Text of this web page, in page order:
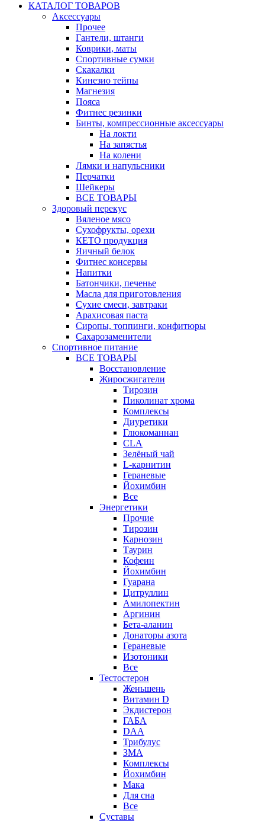
КАТАЛОГ ТОВАРОВ
Аксессуары
Прочее
Гантели, штанги
Коврики, маты
Спортивные сумки
Скакалки
Кинезио тейпы
Магнезия
Пояса
Фитнес резинки
Бинты, компрессионные аксессуары
На локти
На запястья
На колени
Лямки и напульсники
Перчатки
Шейкеры
ВСЕ ТОВАРЫ
Здоровый перекус
Вяленое мясо
Сухофрукты, орехи
КЕТО продукция
Яичный белок
Фитнес консервы
Напитки
Батончики, печенье
Масла для приготовления
Сухие смеси, завтраки
Арахисовая паста
Сиропы, топпинги, конфитюры
Сахарозаменители
Спортивное питание
ВСЕ ТОВАРЫ
Восстановление
Жиросжигатели
Тирозин
Пиколинат хрома
Комплексы
Диуретики
Глюкоманнан
CLA
Зелёный чай
L-карнитин
Гераневые
Йохимбин
Все
Энергетики
Прочие
Тирозин
Карнозин
Таурин
Кофеин
Йохимбин
Гуарана
Цитруллин
Амилопектин
Аргинин
Бета-аланин
Донаторы азота
Гераневые
Изотоники
Все
Тестостерон
Женьшень
Витамин D
Экдистерон
ГАБА
DAA
Трибулус
ЗМА
Комплексы
Йохимбин
Мака
Для сна
Все
Суставы